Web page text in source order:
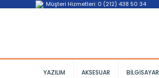
Müşteri Hizmetleri: 0 (212) 438 50 34
YAZILIM AKSESUAR BILGISAYAR